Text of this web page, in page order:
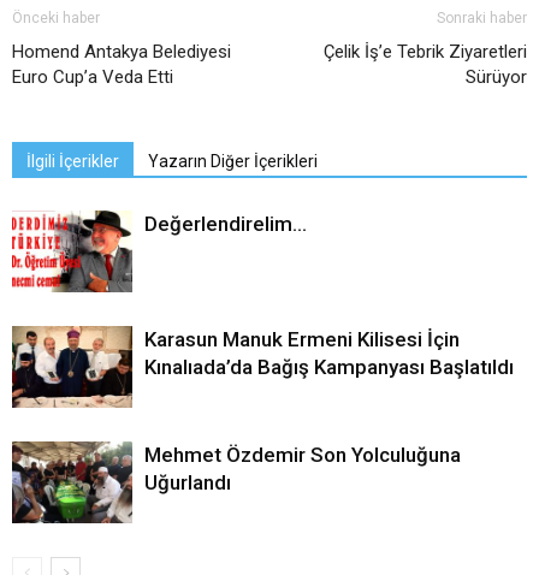
Önceki haber
Homend Antakya Belediyesi
Euro Cup’a Veda Etti
Sonraki haber
Çelik İş’e Tebrik Ziyaretleri
Sürüyor
İlgili İçerikler Yazarın Diğer İçerikleri
Değerlendirelim…
Karasun Manuk Ermeni Kilisesi İçin
Kınalıada’da Bağış Kampanyası Başlatıldı
Mehmet Özdemir Son Yolculuğuna
Uğurlandı